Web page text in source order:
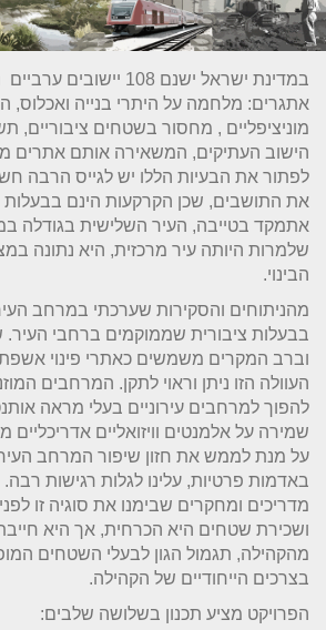
במדינת ישראל ישנם 108
אתגרים: מלחמה על היתרי בנייה ואכלוס,
מוניציפליים , מחסור בשטחים ציבוריים,
הישוב העתיקים, המשאירה אותם אתרים
לפתור את הבעיות הללו יש לגייס הרבה
את התושבים, שכן הקרקעות הינם בבעלות
אתמקד בטייבה, העיר השלישית בגודלה
שלמרות היותה עיר מרכזית, היא נתונה
הבינוי.
מהניתוחים והסקירות שערכתי במרחב
בבעלות ציבורית שממוקמים ברחבי העיר.
וברב המקרים משמשים כאתרי פינוי
העוולה הזו ניתן וראוי לתקן. המרחבים
להפוך למרחבים עירוניים בעלי מראה
שמירה על אלמנטים וויזואליים אדריכליים
על מנת לממש את חזון שיפור המרחב
באדמות פרטיות, עלינו לגלות רגישות
מדריכים ומחקרים שבימנו את סוגיה זו
ושכירת שטחים היא הכרחית, אך היא
מהקהילה, תגמול הגון לבעלי השטחים
בצרכים הייחודיים של הקהילה.
הפרויקט מציע תכנון בשלושה שלבים: